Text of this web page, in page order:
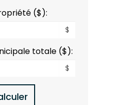
($):
$
totale ($):
$